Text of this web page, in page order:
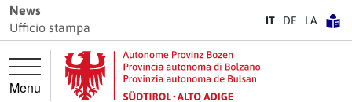
Vai direttamente alla navigazione principale
Vai al contenuto principale
News
Ufficio stampa
IT DE LA
Menu